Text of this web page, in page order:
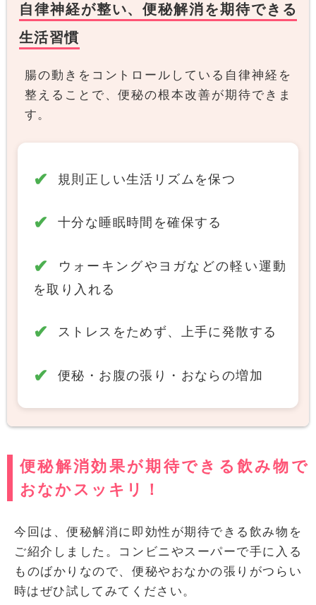
自律神経が整い、便秘解消を期待できる
生活習慣
腸の動きをコントロールしている自律神経を
整えることで、便秘の根本改善が期待できま
す。
規則正しい生活リズムを保つ
十分な睡眠時間を確保する
ウォーキングやヨガなどの軽い運動
を取り入れる
ストレスをためず、上手に発散する
便秘・お腹の張り・おならの増加
便秘解消効果が期待できる飲み物で
おなかスッキリ！
今回は、便秘解消に即効性が期待できる飲み物を
ご紹介しました。コンビニやスーパーで手に入る
ものばかりなので、便秘やおなかの張りがつらい
時はぜひ試してみてください。